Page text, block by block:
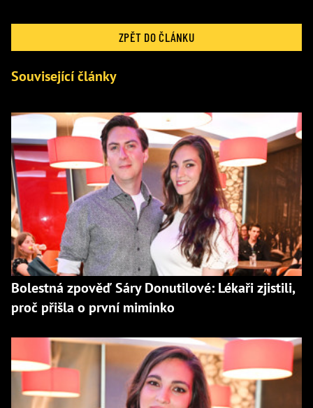
ZPĚT DO ČLÁNKU
Související články
Bolestná zpověď Sáry Donutilové: Lékaři zjistili,
proč přišla o první miminko